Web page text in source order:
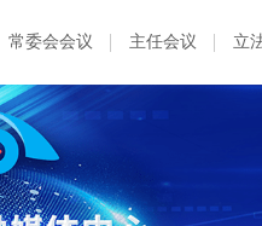
常委会会议 主任会议 立